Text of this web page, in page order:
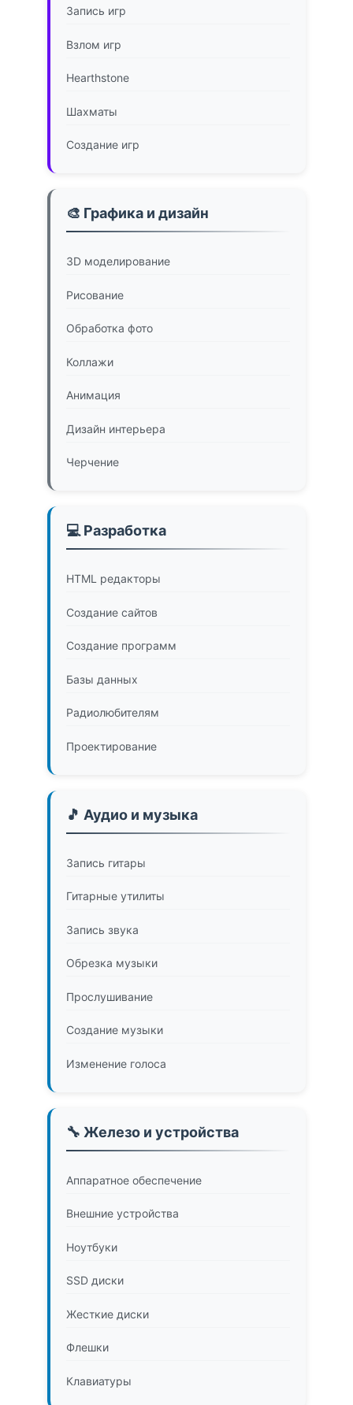
Запись игр
Взлом игр
Hearthstone
Шахматы
Создание игр
🎨 Графика и дизайн
3D моделирование
Рисование
Обработка фото
Коллажи
Анимация
Дизайн интерьера
Черчение
💻 Разработка
HTML редакторы
Создание сайтов
Создание программ
Базы данных
Радиолюбителям
Проектирование
🎵 Аудио и музыка
Запись гитары
Гитарные утилиты
Запись звука
Обрезка музыки
Прослушивание
Создание музыки
Изменение голоса
🔧 Железо и устройства
Аппаратное обеспечение
Внешние устройства
Ноутбуки
SSD диски
Жесткие диски
Флешки
Клавиатуры